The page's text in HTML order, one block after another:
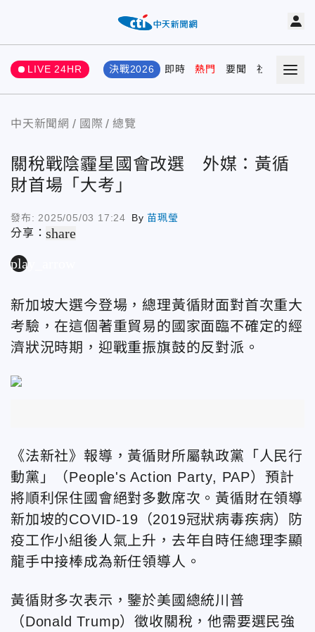
LIVE 24HR 決戰2026 即時 熱門 要聞 社會 娛樂
中天新聞網 國際 總覽
關稅戰陰霾星國會改選 外媒：黃循
財首場「大考」
發布: 2025/05/03 17:24 By 苗珮瑩
分享：share
play_arrow
新加坡大選今登場，總理黃循財面對首次重大
考驗，在這個著重貿易的國家面臨不確定的經
濟狀況時期，迎戰重振旗鼓的反對派。
《法新社》報導，黃循財所屬執政黨「人民行
動黨」（People's Action Party, PAP）預計
將順利保住國會絕對多數席次。黃循財在領導
新加坡的COVID-19（2019冠狀病毒疾病）防
疫工作小組後人氣上升，去年自時任總理李顯
龍手中接棒成為新任領導人。
黃循財多次表示，鑒於美國總統川普
（Donald Trump）徵收關稅，他需要選民強